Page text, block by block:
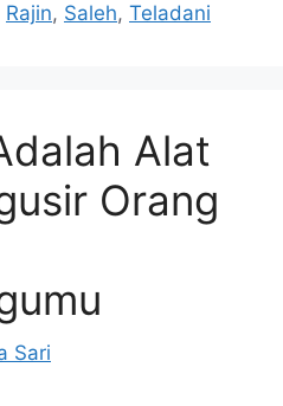
Rajin, Saleh, Teladani
Alat
Orang
Sari